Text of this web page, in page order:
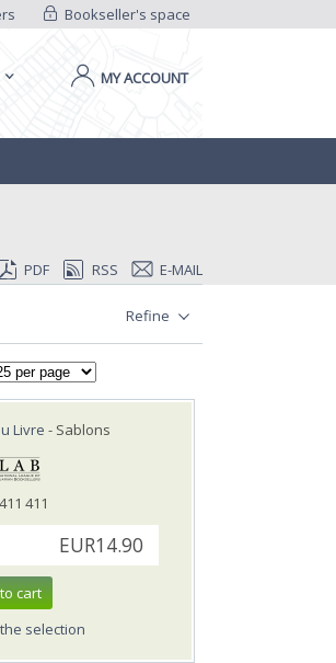
Bookseller's space
MY ACCOUNT
PDF RSS E-MAIL
Refine
Livre - Sablons
411
EUR14.90
cart
selection